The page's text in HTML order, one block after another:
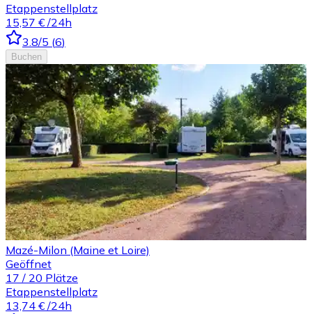
Etappenstellplatz
15,57 € /24h
3.8/5 (6)
Buchen
Mazé-Milon (Maine et Loire)
Geöffnet
17 / 20 Plätze
Etappenstellplatz
13,74 € /24h